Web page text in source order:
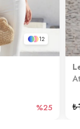
12
%25